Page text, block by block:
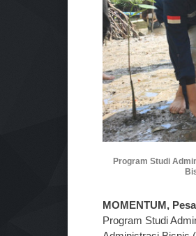
Program Studi
MOMENTUM,
Program Studi